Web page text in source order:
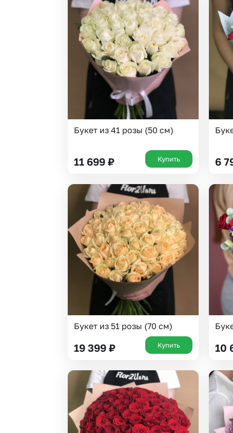
Букет из 41 розы (50 см)
11 699 ₽ Купить 6
Букет из 51 розы (70 см)
19 399 ₽ Купить 10